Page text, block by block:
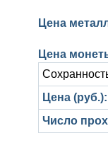
Цена
Цена
Цена (руб.):
Число